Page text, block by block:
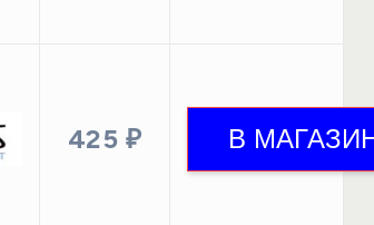
425 ₽